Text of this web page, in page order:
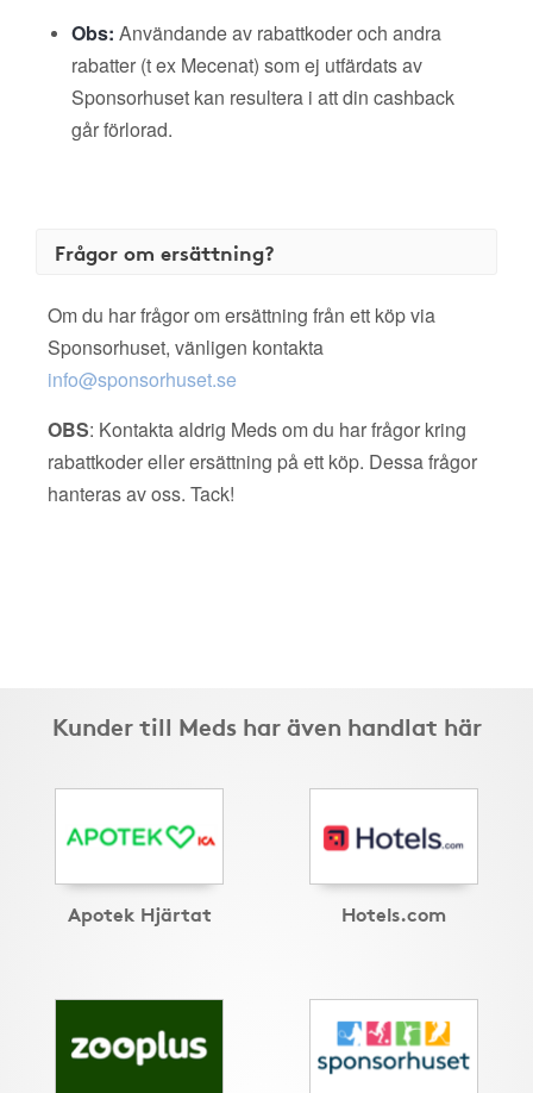
Obs: Användande av rabattkoder och andra
rabatter (t ex Mecenat) som ej utfärdats av
Sponsorhuset kan resultera i att din cashback
går förlorad.
Frågor om ersättning?
Om du har frågor om ersättning från ett köp via
Sponsorhuset, vänligen kontakta
info@sponsorhuset.se
OBS: Kontakta aldrig Meds om du har frågor kring
rabattkoder eller ersättning på ett köp. Dessa frågor
hanteras av oss. Tack!
Kunder till Meds har även handlat här
Apotek Hjärtat Hotels.com